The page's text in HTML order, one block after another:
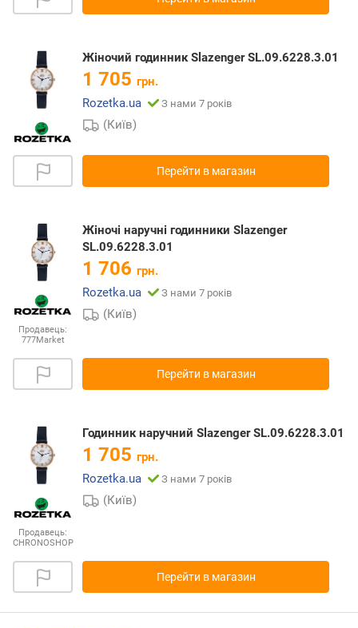
Жіночий годинник Slazenger SL.09.6228.3.01
1 705 грн.
Rozetka.ua
З нами 7 років
(Київ)
Перейти в магазин
Продавець:
777Market
Жіночі наручні годинники Slazenger
SL.09.6228.3.01
1 706 грн.
Rozetka.ua
З нами 7 років
(Київ)
Перейти в магазин
Продавець:
CHRONOSHOP
Годинник наручний Slazenger SL.09.6228.3.01
1 705 грн.
Rozetka.ua
З нами 7 років
(Київ)
Перейти в магазин